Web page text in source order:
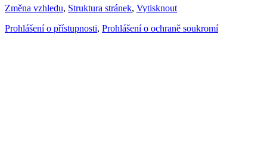
Změna vzhledu, Struktura stránek, Vytisknout
Prohlášení o přístupnosti, Prohlášení o ochraně soukromí